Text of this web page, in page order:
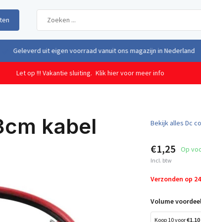
voorraad vanuit ons magazijn in Nederland Gratis
Let op !!! Vakantie sluiting. Klik hier voor meer info
kabel Bekijk alles Dc
€1,25 Op
Incl. btw
Verzonden op
Volume
Koop 10 voor€1,10